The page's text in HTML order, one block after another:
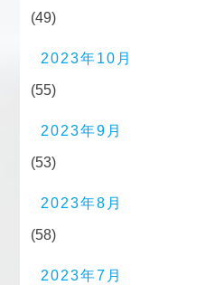
(49)
2023年10月
(55)
2023年9月
(53)
2023年8月
(58)
2023年7月